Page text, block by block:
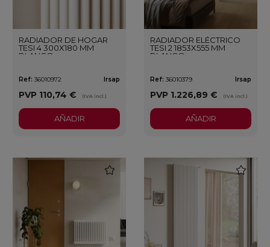
RADIADOR DE HOGAR
TESI 4 300X180 MM
BLANCO
Ref: 36010972 Irsap
PVP 110,74 € (IVA incl.)
AÑADIR
RADIADOR ELÉCTRICO
TESI 2 1853X555 MM
BLANCO
Ref: 36010379 Irsap
PVP 1.226,89 € (IVA incl.)
AÑADIR